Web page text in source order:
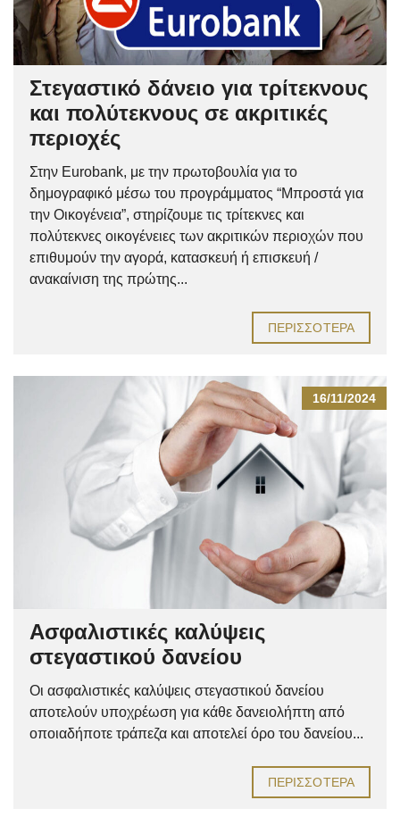
Στεγαστικό δάνειο για τρίτεκνους
και πολύτεκνους σε ακριτικές
περιοχές
Στην Eurobank, με την πρωτοβουλία για το
δημογραφικό μέσω του προγράμματος “Μπροστά για
την Οικογένεια”, στηρίζουμε τις τρίτεκνες και
πολύτεκνες οικογένειες των ακριτικών περιοχών που
επιθυμούν την αγορά, κατασκευή ή επισκευή /
ανακαίνιση της πρώτης...
ΠΕΡΙΣΣΌΤΕΡΑ
16/11/2024
Ασφαλιστικές καλύψεις
στεγαστικού δανείου
Οι ασφαλιστικές καλύψεις στεγαστικού δανείου
αποτελούν υποχρέωση για κάθε δανειολήπτη από
οποιαδήποτε τράπεζα και αποτελεί όρο του δανείου...
ΠΕΡΙΣΣΌΤΕΡΑ